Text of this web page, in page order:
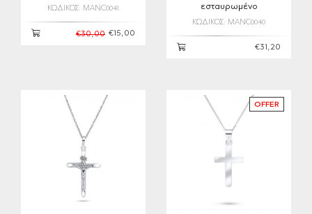
ΚΩΔΙΚΟΣ: MANC0041
€15,00
€30,00
εσταυρωμένο
ΚΩΔΙΚΟΣ: MANC0040
€31,20
OFFER